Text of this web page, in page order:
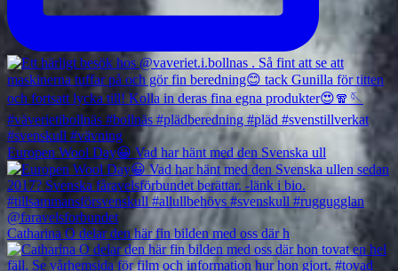
Europen Wool Day😀 Vad har hänt med den Svenska ull
Catharina O delar den här fin bilden med oss där h